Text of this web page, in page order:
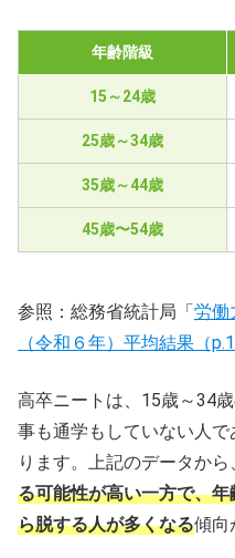
年齢階級
15～24歳
25歳～34歳
35歳～44歳
45歳〜54歳
参照：総務省統計局「 労働
（令和６年）平均結果（
高卒ニートは、15歳～34
事も通学もしていない人
ります。上記のデータから
る可能性が高い一方で、
ら脱する人が多くなる傾向